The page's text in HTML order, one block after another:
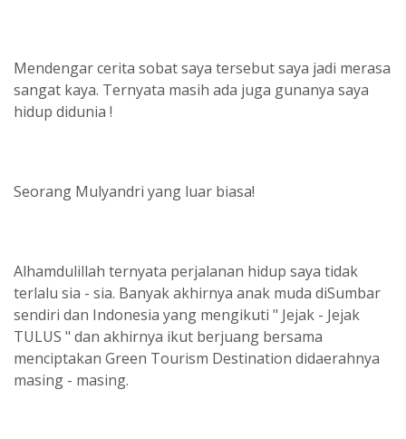
Mendengar cerita sobat saya tersebut saya jadi merasa
sangat kaya. Ternyata masih ada juga gunanya saya
hidup didunia !
Seorang Mulyandri yang luar biasa!
Alhamdulillah ternyata perjalanan hidup saya tidak
terlalu sia - sia. Banyak akhirnya anak muda diSumbar
sendiri dan Indonesia yang mengikuti " Jejak - Jejak
TULUS " dan akhirnya ikut berjuang bersama
menciptakan Green Tourism Destination didaerahnya
masing - masing.